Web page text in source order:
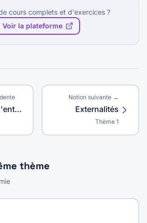
cours complets et d'exercices ?
Voir la plateforme
Barrières à l'entrée
Notion suivante →
Externalités
Thème 1
thème